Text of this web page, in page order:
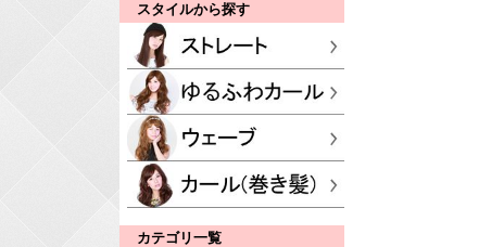
スタイルから探す
カテゴリ一覧